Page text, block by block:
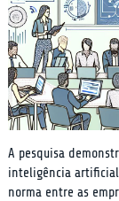
A pesquisa
inteligência
norma entre as